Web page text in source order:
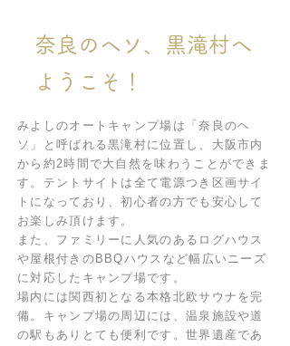
奈良のヘソ、黒滝村へ
ようこそ！
みよしのオートキャンプ場は「奈良のヘ
ソ」と呼ばれる黒滝村に位置し、大阪市内
から約2時間で大自然を味わうことができま
す。テントサイトは全て電源つき区画サイ
トになっており、初心者の方でも安心して
お楽しみ頂けます。
また、ファミリーに人気のあるログハウス
や屋根付きのBBQハウスなど幅広いニーズ
に対応したキャンプ場です。
場内には関西初となる本格北欧サウナを完
備。キャンプ場の周辺には、温泉施設や道
の駅もありとても便利です。世界遺産であ